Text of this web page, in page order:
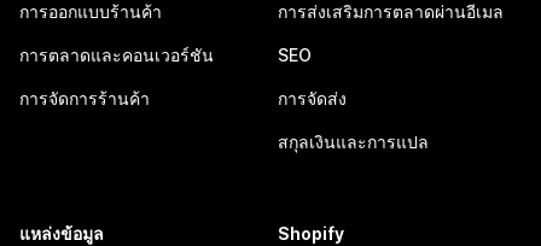
การออกแบบร้านค้า
การตลาดและคอนเวอร์ชัน
การจัดการร้านค้า
การส่งเสริมการตลาดผ่านอีเมล
SEO
การจัดส่ง
สกุลเงินและการแปล
แหล่งข้อมูล Shopify